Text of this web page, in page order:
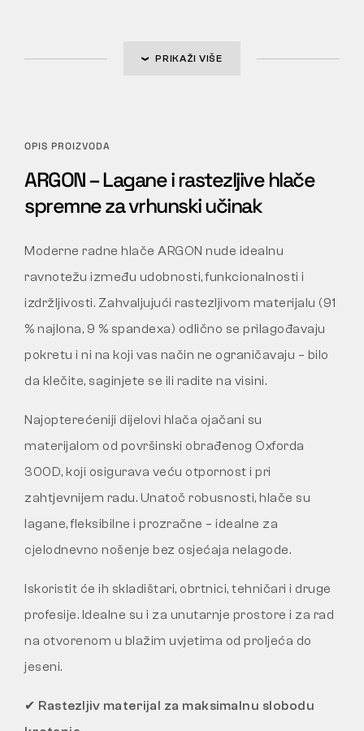
PRIKAŽI VIŠE
OPIS PROIZVODA
ARGON – Lagane i rastezljive hlače
spremne za vrhunski učinak
Moderne radne hlače ARGON nude idealnu
ravnotežu između udobnosti, funkcionalnosti i
izdržljivosti. Zahvaljujući rastezljivom materijalu (91
% najlona, 9 % spandexa) odlično se prilagođavaju
pokretu i ni na koji vas način ne ograničavaju – bilo
da klečite, saginjete se ili radite na visini.
Najopterećeniji dijelovi hlača ojačani su
materijalom od površinski obrađenog Oxforda
300D, koji osigurava veću otpornost i pri
zahtjevnijem radu. Unatoč robusnosti, hlače su
lagane, fleksibilne i prozračne – idealne za
cjelodnevno nošenje bez osjećaja nelagode.
Iskoristit će ih skladištari, obrtnici, tehničari i druge
profesije. Idealne su i za unutarnje prostore i za rad
na otvorenom u blažim uvjetima od proljeća do
jeseni.
✔ Rastezljiv materijal za maksimalnu slobodu